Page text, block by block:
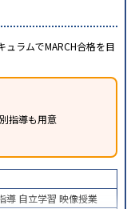
ラムでMARCH合格を目
指導も用意
導 自立学習 映像授業